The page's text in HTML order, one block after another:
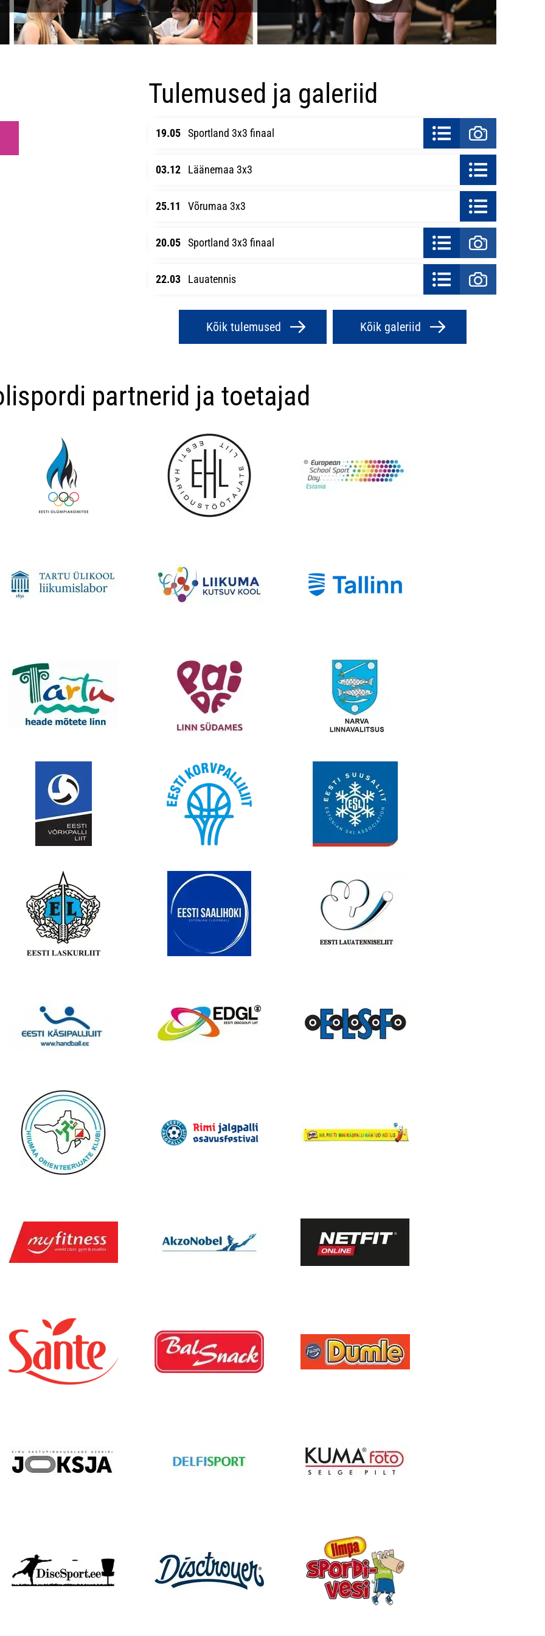
Tulemused ja galeriid
19.05 Sportland 3x3 finaal
03.12 Läänemaa 3x3
25.11 Võrumaa 3x3
20.05 Sportland 3x3 finaal
22.03 Lauatennis
Kõik tulemused Kõik galeriid
partnerid ja toetajad